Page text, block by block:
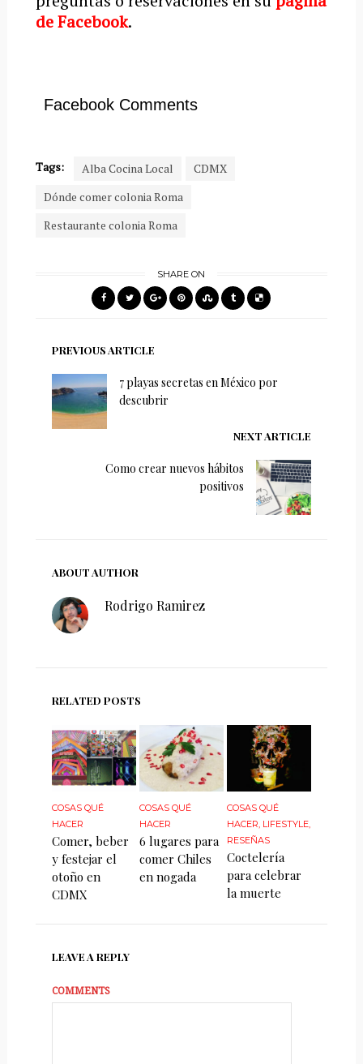
de Facebook.
Facebook Comments
Tags: Alba Cocina Local
CDMX
Dónde comer colonia Roma
Restaurante colonia Roma
SHARE ON
PREVIOUS ARTICLE
7 playas secretas en México por
descubrir
NEXT ARTICLE
Como crear nuevos hábitos
positivos
ABOUT AUTHOR
Rodrigo Ramirez
RELATED POSTS
COSAS QUÉ
HACER
Comer, beber
y festejar el
otoño en
CDMX
COSAS QUÉ
HACER
6 lugares para
comer Chiles
en nogada
COSAS QUÉ
HACER, LIFESTYLE,
RESEÑAS
Coctelería
para celebrar
la muerte
LEAVE A REPLY
COMMENTS